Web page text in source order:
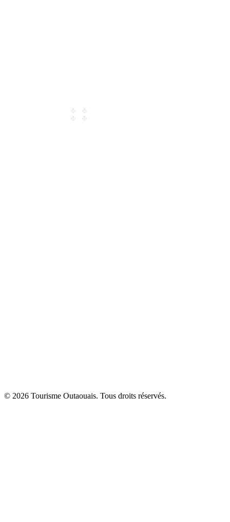
© 2026 Tourisme Outaouais. Tous droits réservés.